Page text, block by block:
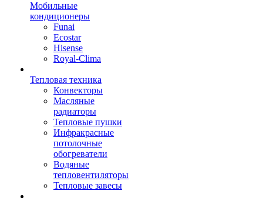
Мобильные
кондиционеры
Funai
Ecostar
Hisense
Royal-Clima
Тепловая техника
Конвекторы
Масляные
радиаторы
Тепловые пушки
Инфракрасные
потолочные
обогреватели
Водяные
тепловентиляторы
Тепловые завесы